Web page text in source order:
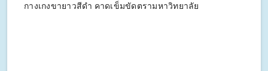
กางเกงขายาวสีดำ คาดเข็มขัดตรามหาวิทยาลัย